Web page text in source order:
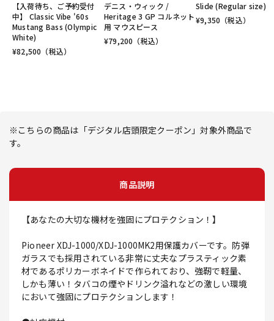
【入荷待ち、ご予約受付
中】 Classic Vibe '60s
Mustang Bass (Olympic
White)
¥82,500 （税込）
デニス・ウィック /
Heritage 3 GP コルネット
用 マウスピース
¥79,200 （税込）
Slide (Regular size)
¥9,350 （税込）
※こちらの商品は「デジタル店頭限定クーポン」対象外商品で
す。
商品説明
【あなたの大切な機材を強固にプロテクション！】
Pioneer XDJ-1000/XDJ-1000MK2用保護カバーです。防弾
ガラスでも採用されている非常に丈夫なプラスティック素
材であるポリカーボネイドで作られており、強靭で軽量、
しかも薄い！タバコの煙やドリンク溢れなどの激しい環境
において強固にプロテクションします！